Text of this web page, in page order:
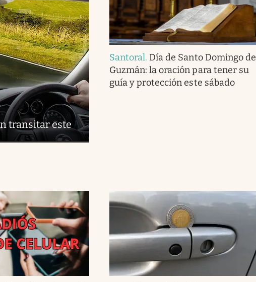
transitar este
Santoral. Día de Santo Domingo de
Guzmán: la oración para tener su
guía y protección este sábado